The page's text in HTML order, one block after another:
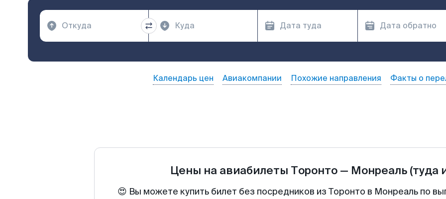
Календарь цен Авиакомпании Похожие направления Факты о
Цены на авиабилеты Торонто — Монреаль (туда
😍 Вы можете купить билет без посредников из Торонто в Монреаль по